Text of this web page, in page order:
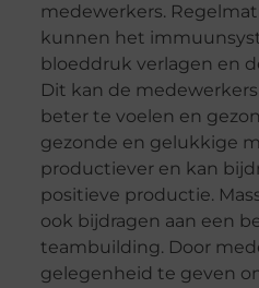
medewerkers.
kunnen het
bloeddruk verlagen en
Dit kan de
beter te voelen en
gezonde en gelukkige
productiever en kan
positieve productie.
ook bijdragen aan een
teambuilding. Door
gelegenheid te geven